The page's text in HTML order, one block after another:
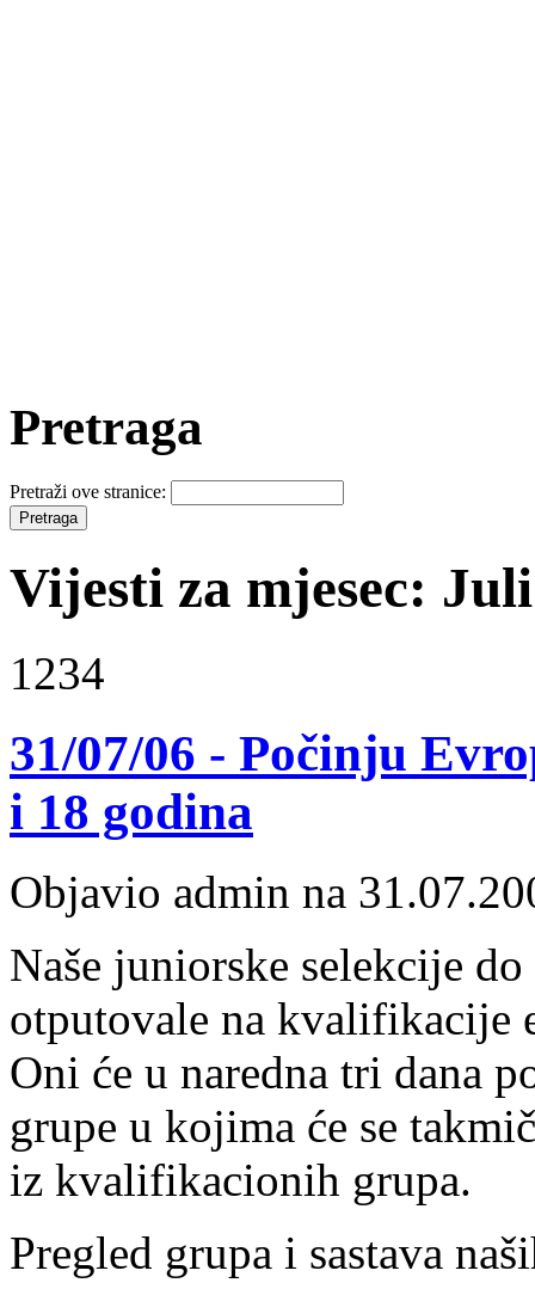
Pretraga
Pretraži ove stranice:
Vijesti za mjesec:
1234
31/07/06 - Počinju
i 18 godina
Objavio admin na
Naše juniorske selekcije
otputovale na kvalifikacije
Oni će u naredna tri dana
grupe u kojima će se
iz kvalifikacionih grupa.
Pregled grupa i sastava